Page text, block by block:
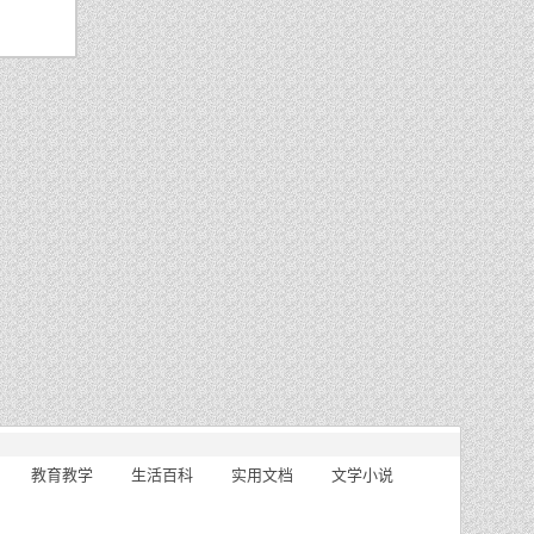
教育教学 生活百科 实用文档 文学小说